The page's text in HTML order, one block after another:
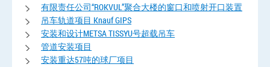
有限责任公司“ROKVUL”聚合大楼的窗口和喷射开口装置
吊车轨道项目 Knauf GIPS
安装和设计METSA TISSYU号超载吊车
管道安装项目
安装重达57吨的球厂项目